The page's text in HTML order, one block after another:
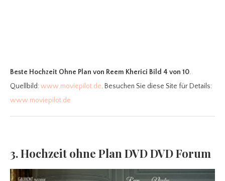
Beste Hochzeit Ohne Plan von Reem Kherici Bild 4 von 10.
Quellbild:www.moviepilot.de. Besuchen Sie diese Site für Details:
www.moviepilot.de
3. Hochzeit ohne Plan DVD DVD Forum